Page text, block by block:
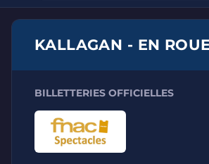
KALLAGAN - EN
BILLETTERIES OFFICIELLES